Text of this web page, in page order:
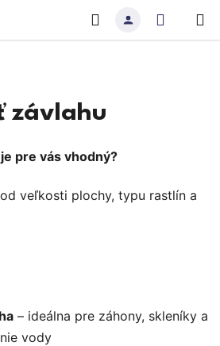
Hľadať
KOŠÍK
závlahu
pre vás vhodný?
veľkosti plochy, typu rastlín a
– ideálna pre záhony, skleníky a
vody